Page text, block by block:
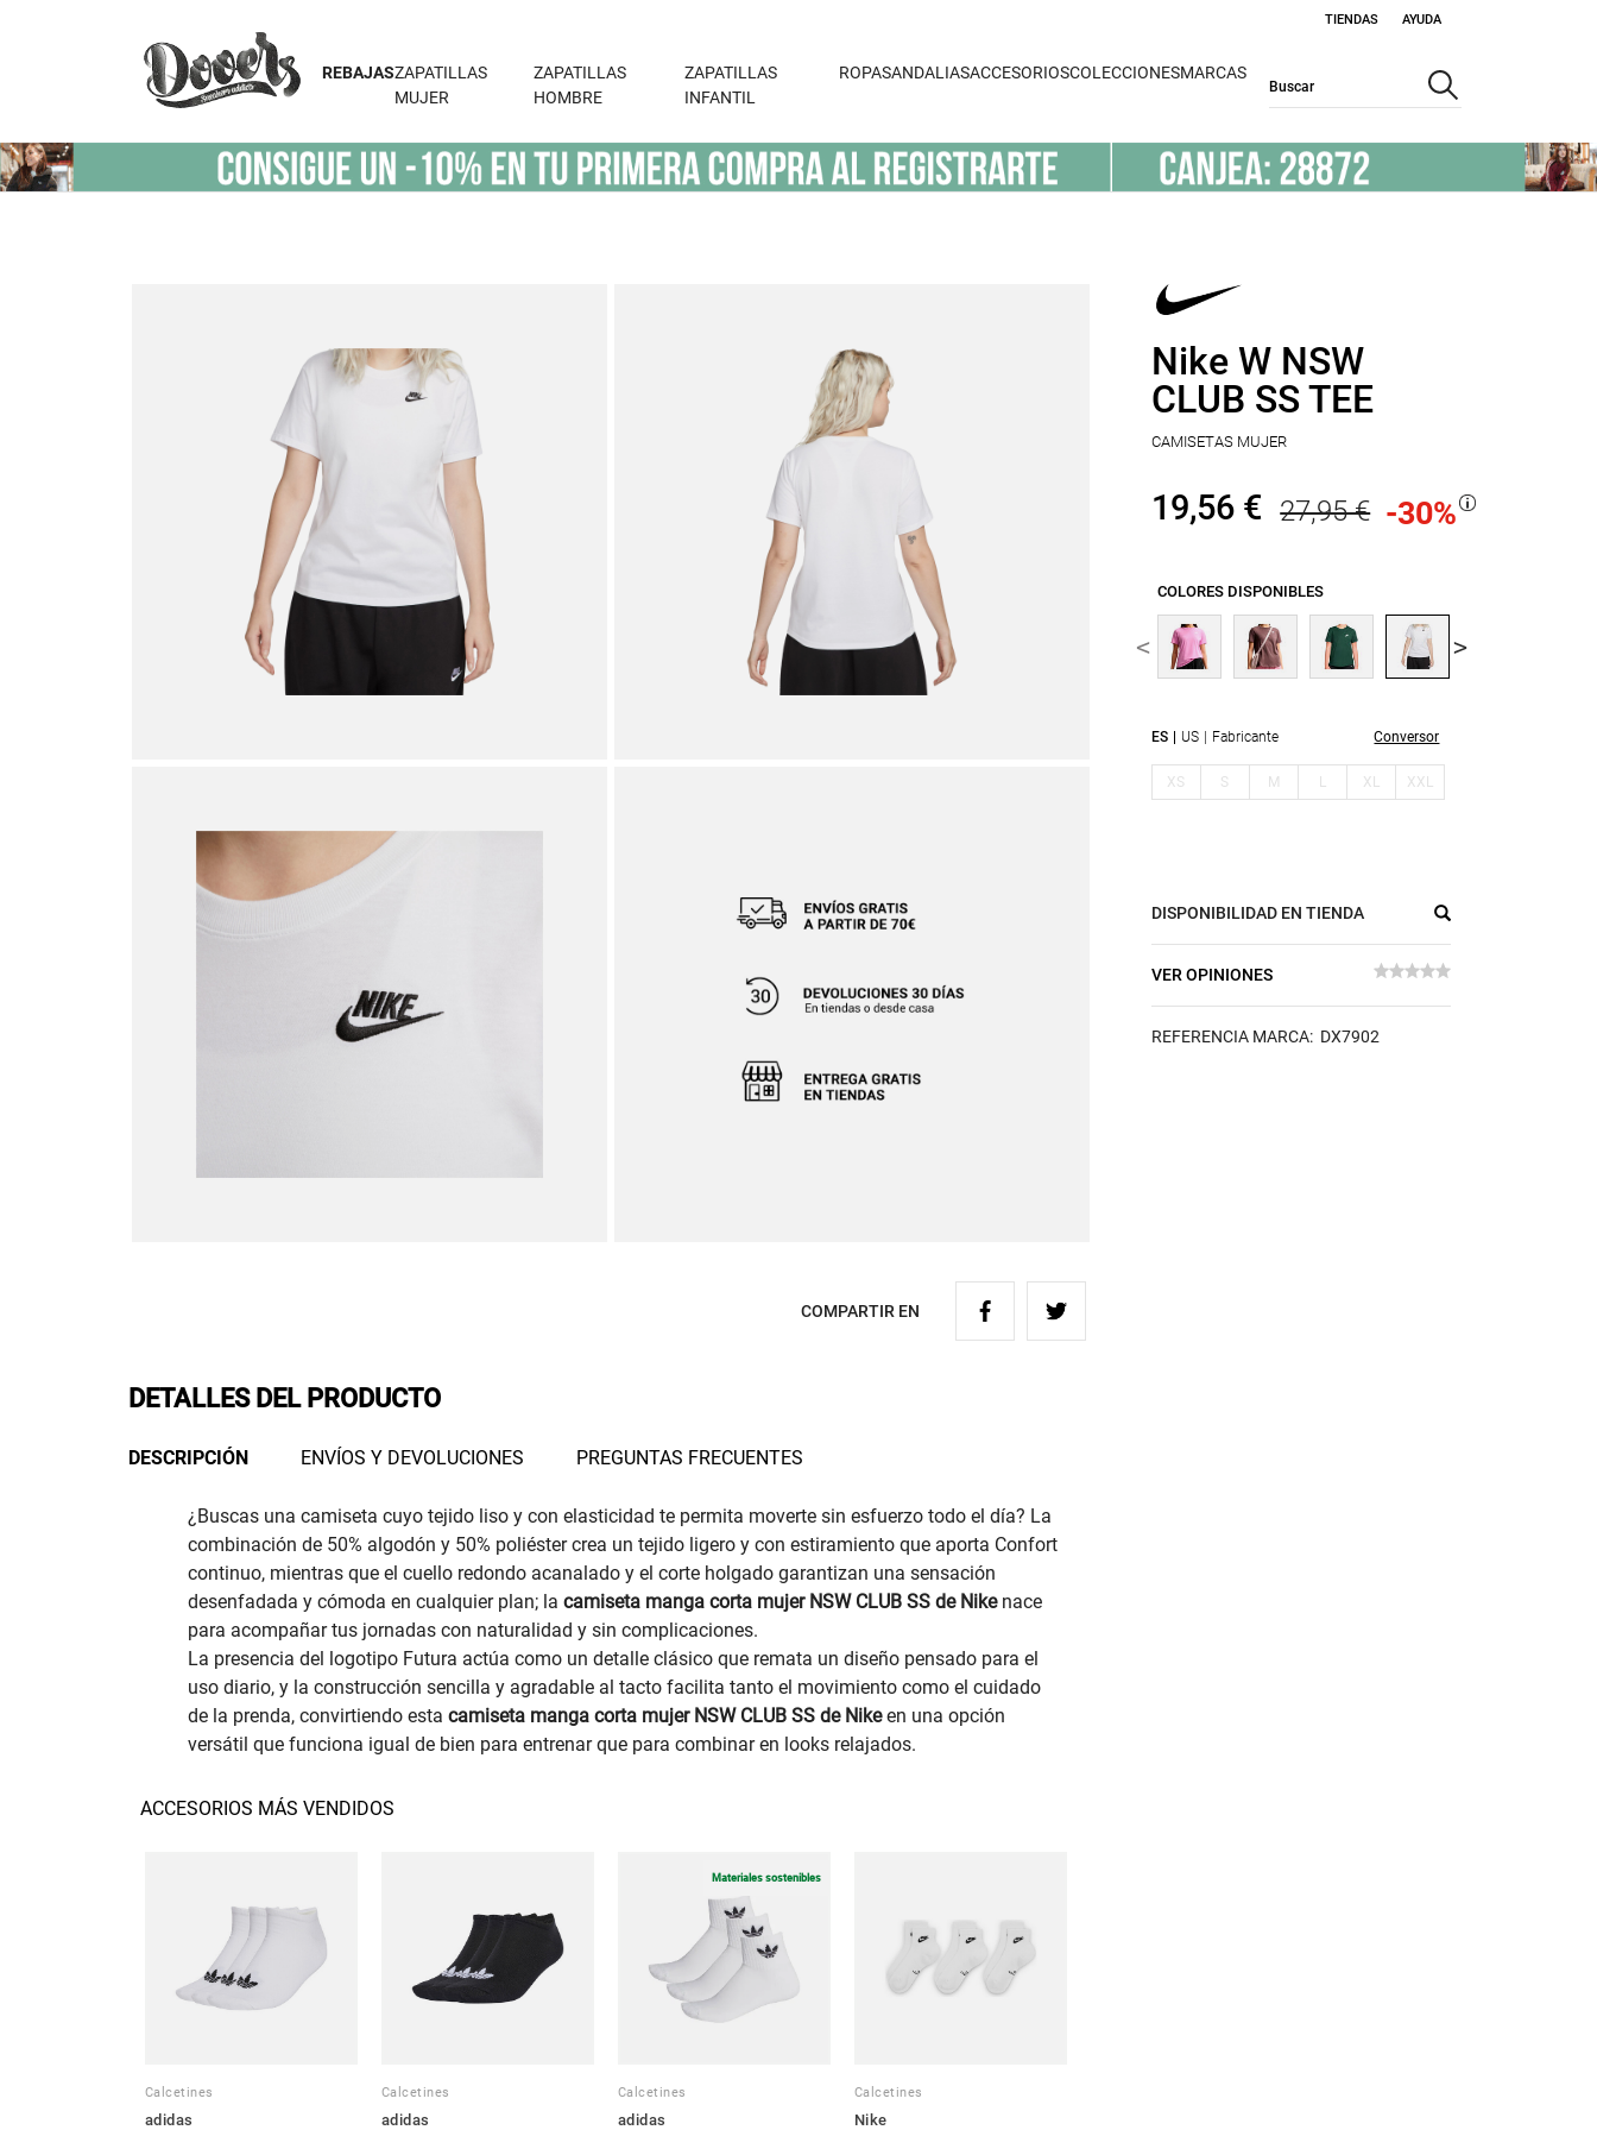
TIENDAS AYUDA
REBAJASZAPATILLAS
MUJER
ZAPATILLAS
HOMBRE
ZAPATILLAS
INFANTIL
ROPASANDALIASACCESORIOSCOLECCIONESMARCAS
Nike W NSW
CLUB SS TEE
CAMISETAS MUJER
19,56 € 27,95 € -30%
COLORES DISPONIBLES
ES US Fabricante Conversor
XS S M L XL XXL
DISPONIBILIDAD EN TIENDA
VER OPINIONES
REFERENCIA MARCA: DX7902
COMPARTIR EN
DETALLES DEL PRODUCTO
DESCRIPCIÓN ENVÍOS Y DEVOLUCIONES PREGUNTAS FRECUENTES
¿Buscas una camiseta cuyo tejido liso y con elasticidad te permita moverte sin esfuerzo todo el día? La
combinación de 50% algodón y 50% poliéster crea un tejido ligero y con estiramiento que aporta Confort
continuo, mientras que el cuello redondo acanalado y el corte holgado garantizan una sensación
desenfadada y cómoda en cualquier plan; la camiseta manga corta mujer NSW CLUB SS de Nikenace
para acompañar tus jornadas con naturalidad y sin complicaciones.
La presencia del logotipo Futura actúa como un detalle clásico que remata un diseño pensado para el
uso diario, y la construcción sencilla y agradable al tacto facilita tanto el movimiento como el cuidado
de la prenda, convirtiendo esta camiseta manga corta mujer NSW CLUB SS de Nikeen una opción
versátil que funciona igual de bien para entrenar que para combinar en looks relajados.
ACCESORIOS MÁS VENDIDOS
Calcetines
adidas
Calcetines
adidas
Materiales sostenibles
Calcetines
adidas
Calcetines
Nike